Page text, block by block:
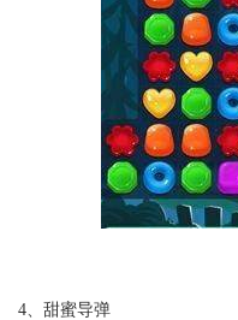
4、甜蜜导弹